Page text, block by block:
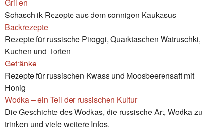
Grillen
Schaschlik Rezepte aus dem sonnigen Kaukasus
Backrezepte
Rezepte für russische Piroggi, Quarktaschen Watruschki,
Kuchen und Torten
Getränke
Rezepte für russischen Kwass und Moosbeerensaft mit
Honig
Wodka – ein Teil der russischen Kultur
Die Geschichte des Wodkas, die russische Art, Wodka zu
trinken und viele weitere Infos.